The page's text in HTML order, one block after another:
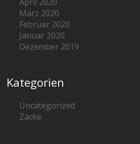
März 2020
Februar 2020
Januar 2020
Dezember 2019
Kategorien
Uncategorized
Zacke